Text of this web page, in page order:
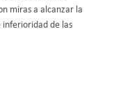
miras a alcanzar la
inferioridad de las